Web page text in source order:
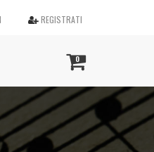
REGISTRATI
0